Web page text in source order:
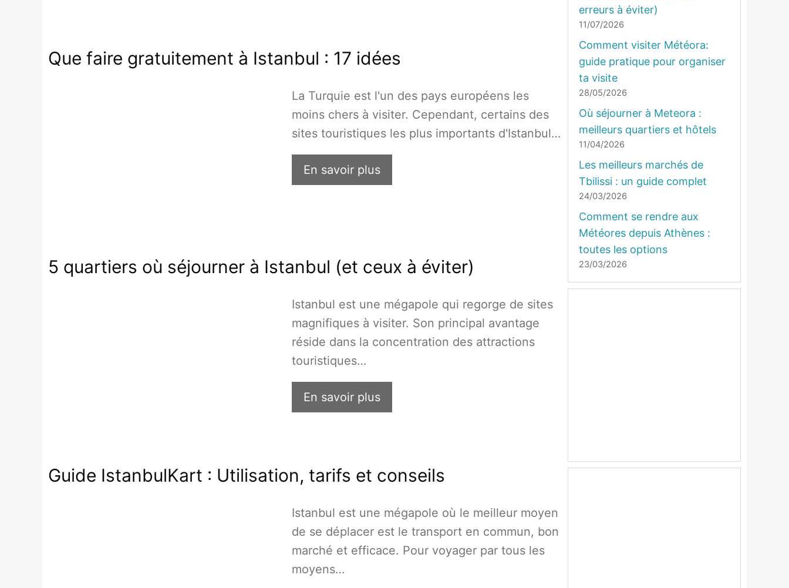
Que faire gratuitement à Istanbul : 17 idées
La Turquie est l'un des pays européens les
moins chers à visiter. Cependant, certains des
sites touristiques les plus importants d'Istanbul…
En savoir plus
5 quartiers où séjourner à Istanbul (et ceux à éviter)
Istanbul est une mégapole qui regorge de sites
magnifiques à visiter. Son principal avantage
réside dans la concentration des attractions
touristiques…
En savoir plus
Guide IstanbulKart : Utilisation, tarifs et conseils
Istanbul est une mégapole où le meilleur moyen
de se déplacer est le transport en commun, bon
marché et efficace. Pour voyager par tous les
moyens…
erreurs à éviter)
11/07/2026
Comment visiter Météora:
guide pratique pour organiser
ta visite
28/05/2026
Où séjourner à Meteora :
meilleurs quartiers et hôtels
11/04/2026
Les meilleurs marchés de
Tbilissi : un guide complet
24/03/2026
Comment se rendre aux
Météores depuis Athènes :
toutes les options
23/03/2026